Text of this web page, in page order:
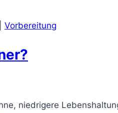
Vorbereitung
niedrigere